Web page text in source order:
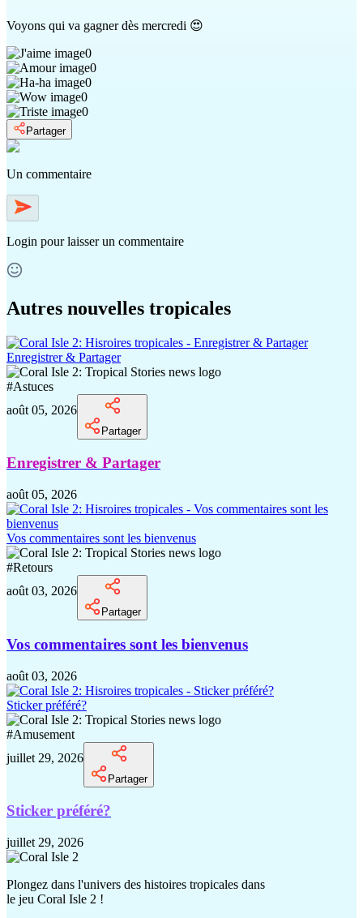
Voyons qui va gagner dès mercredi 😍
0
0
0
0
0
Partager
Un commentaire
Login pour laisser un commentaire
Autres nouvelles tropicales
Enregistrer & Partager
#Astuces
août 05, 2026
Partager
Enregistrer & Partager
août 05, 2026
Vos commentaires sont les bienvenus
#Retours
août 03, 2026
Partager
Vos commentaires sont les bienvenus
août 03, 2026
Sticker préféré?
#Amusement
juillet 29, 2026
Partager
Sticker préféré?
juillet 29, 2026
Plongez dans l'univers des histoires tropicales dans
le jeu Coral Isle 2 !